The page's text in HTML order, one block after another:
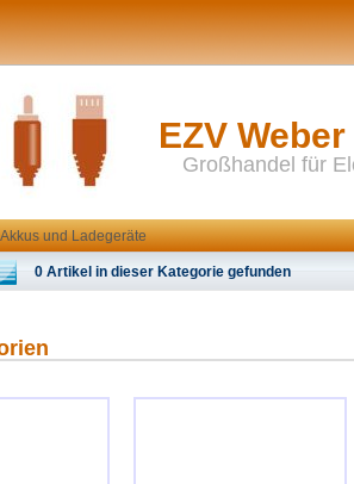
EZV Weber
Großhandel für
und Ladegeräte
0 Artikel in dieser Kategorie gefunden